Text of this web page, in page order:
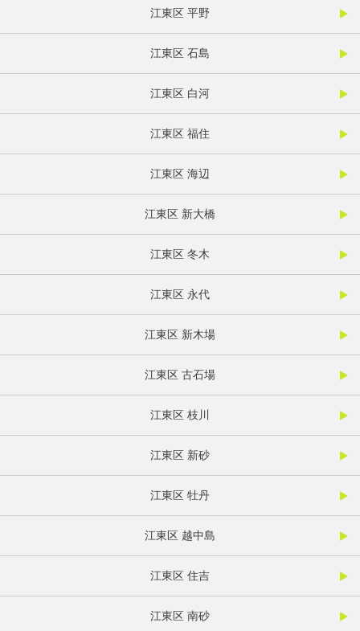
江東区 平野
江東区 石島
江東区 白河
江東区 福住
江東区 海辺
江東区 新大橋
江東区 冬木
江東区 永代
江東区 新木場
江東区 古石場
江東区 枝川
江東区 新砂
江東区 牡丹
江東区 越中島
江東区 住吉
江東区 南砂